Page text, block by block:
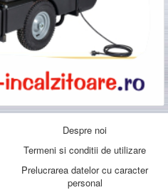
Despre noi
Termeni si conditii de utilizare
Prelucrarea datelor cu caracter
personal